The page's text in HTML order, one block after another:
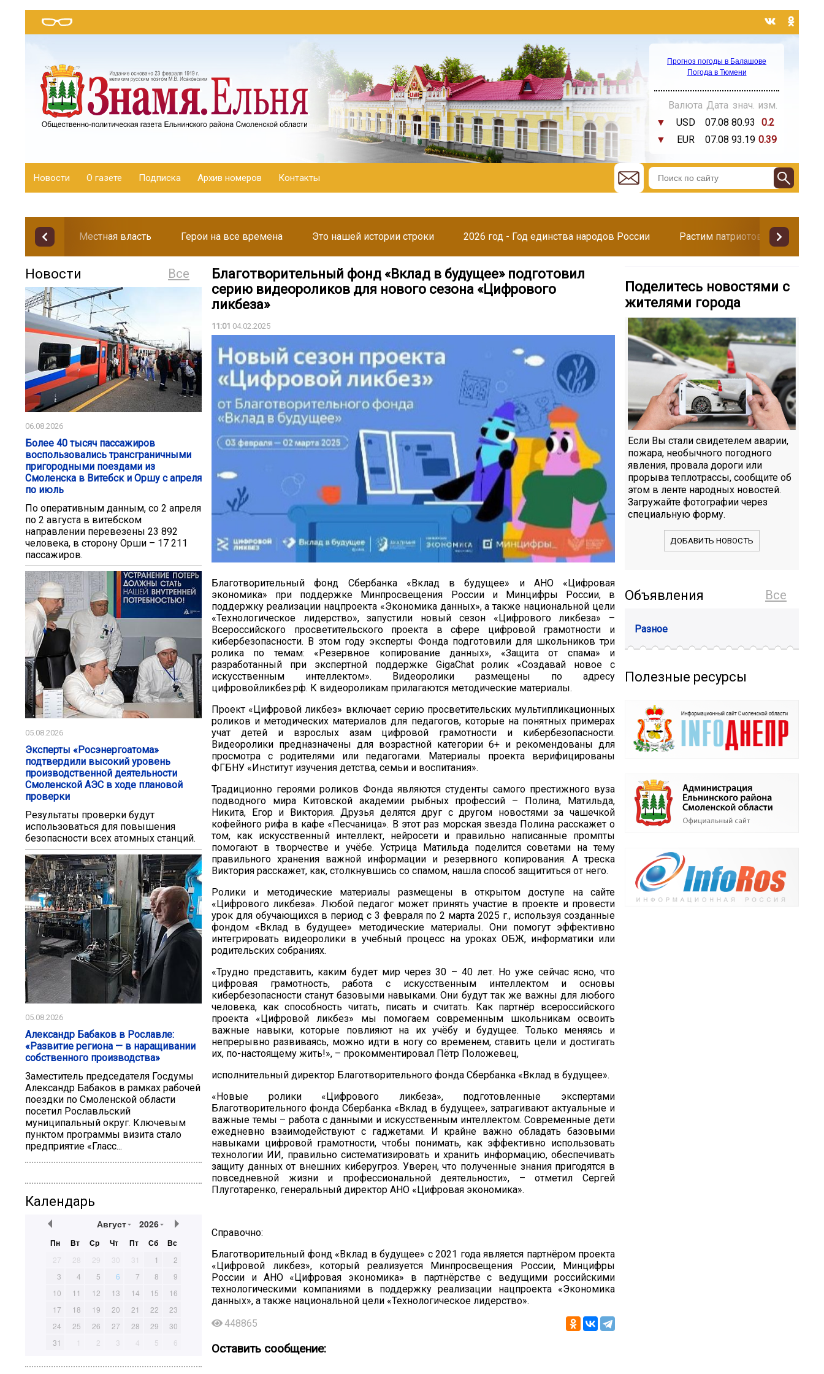
Прогноз погоды в Балашове
Погода в Тюмени
Валюта Дата знач. изм.
▼
USD 07.08 80.93
0.2
▼
EUR 07.08 93.19 0.39
Новости О газете Подписка Архив номеров Контакты
Местная власть Герои на все времена Это нашей истории строки 2026 год - Год единства народов России Растим патриотов
Все
Новости
06.08.2026
Более 40 тысяч пассажиров
воспользовались трансграничными
пригородными поездами из
Смоленска в Витебск и Оршу с апреля
по июль
По оперативным данным, со 2 апреля
по 2 августа в витебском
направлении перевезены 23 892
человека, в сторону Орши – 17 211
пассажиров.
05.08.2026
Эксперты «Росэнергоатома»
подтвердили высокий уровень
производственной деятельности
Смоленской АЭС в ходе плановой
проверки
Результаты проверки будут
использоваться для повышения
безопасности всех атомных станций.
05.08.2026
Александр Бабаков в Рославле:
«Развитие региона — в наращивании
собственного производства»
Заместитель председателя Госдумы
Александр Бабаков в рамках рабочей
поездки по Смоленской области
посетил Рославльский
муниципальный округ. Ключевым
пунктом программы визита стало
предприятие «Гласс...
Календарь
Август 2026
Пн Вт Ср Чт Пт Сб Вс
27 28 29 30 31 1
2
3
4 5 6 7 8
9
10
11 12 13 14 15
16
17
18 19 20 21 22
23
24
25 26 27 28 29
30
31
1 2 3 4 5 6
Благотворительный фонд «Вклад в будущее» подготовил
серию видеороликов для нового сезона «Цифрового
ликбеза»
11:01 04.02.2025
Благотворительный фонд Сбербанка «Вклад в будущее» и АНО «Цифровая
экономика» при поддержке Минпросвещения России и Минцифры России, в
поддержку реализации нацпроекта «Экономика данных», а также национальной цели
«Технологическое лидерство», запустили новый сезон «Цифрового ликбеза» –
Всероссийского просветительского проекта в сфере цифровой грамотности и
кибербезопасности. В этом году эксперты Фонда подготовили для школьников три
ролика по темам: «Резервное копирование данных», «Защита от спама» и
разработанный при экспертной поддержке GigaChat ролик «Создавай новое с
искусственным интеллектом». Видеоролики размещены по адресу
цифровойликбез.рф. К видеороликам прилагаются методические материалы.
Проект «Цифровой ликбез» включает серию просветительских мультипликационных
роликов и методических материалов для педагогов, которые на понятных примерах
учат детей и взрослых азам цифровой грамотности и кибербезопасности.
Видеоролики предназначены для возрастной категории 6+ и рекомендованы для
просмотра с родителями или педагогами. Материалы проекта верифицированы
ФГБНУ «Институт изучения детства, семьи и воспитания».
Традиционно героями роликов Фонда являются студенты самого престижного вуза
подводного мира Китовской академии рыбных профессий – Полина, Матильда,
Никита, Егор и Виктория. Друзья делятся друг с другом новостями за чашечкой
кофейного рифа в кафе «Песчаница». В этот раз морская звезда Полина расскажет о
том, как искусственный интеллект, нейросети и правильно написанные промпты
помогают в творчестве и учёбе. Устрица Матильда поделится советами на тему
правильного хранения важной информации и резервного копирования. А треска
Виктория расскажет, как, столкнувшись со спамом, нашла способ защититься от него.
Ролики и методические материалы размещены в открытом доступе на сайте
«Цифрового ликбеза». Любой педагог может принять участие в проекте и провести
урок для обучающихся в период с 3 февраля по 2 марта 2025 г., используя созданные
фондом «Вклад в будущее» методические материалы. Они помогут эффективно
интегрировать видеоролики в учебный процесс на уроках ОБЖ, информатики или
родительских собраниях.
«Трудно представить, каким будет мир через 30 – 40 лет. Но уже сейчас ясно, что
цифровая грамотность, работа с искусственным интеллектом и основы
кибербезопасности станут базовыми навыками. Они будут так же важны для любого
человека, как способность читать, писать и считать. Как партнёр всероссийского
проекта «Цифровой ликбез» мы помогаем современным школьникам освоить
важные навыки, которые повлияют на их учёбу и будущее. Только меняясь и
непрерывно развиваясь, можно идти в ногу со временем, ставить цели и достигать
их, по-настоящему жить!», – прокомментировал Пётр Положевец,
исполнительный директор Благотворительного фонда Сбербанка «Вклад в будущее».
«Новые ролики «Цифрового ликбеза», подготовленные экспертами
Благотворительного фонда Сбербанка «Вклад в будущее», затрагивают актуальные и
важные темы – работа с данными и искусственным интеллектом. Современные дети
ежедневно взаимодействуют с гаджетами. И крайне важно обладать базовыми
навыками цифровой грамотности, чтобы понимать, как эффективно использовать
технологии ИИ, правильно систематизировать и хранить информацию, обеспечивать
защиту данных от внешних киберугроз. Уверен, что полученные знания пригодятся в
повседневной жизни и профессиональной деятельности», – отметил Сергей
Плуготаренко, генеральный директор АНО «Цифровая экономика».
Справочно:
Благотворительный фонд «Вклад в будущее» с 2021 года является партнёром проекта
«Цифровой ликбез», который реализуется Минпросвещения России, Минцифры
России и АНО «Цифровая экономика» в партнёрстве с ведущими российскими
технологическими компаниями в поддержку реализации нацпроекта «Экономика
данных», а также национальной цели «Технологическое лидерство».
448865
Оставить сообщение:
Поделитесь новостями с
жителями города
Если Вы стали свидетелем аварии,
пожара, необычного погодного
явления, провала дороги или
прорыва теплотрассы, сообщите об
этом в ленте народных новостей.
Загружайте фотографии через
специальную форму.
ДОБАВИТЬ НОВОСТЬ
Все
Объявления
Разное
Полезные ресурсы